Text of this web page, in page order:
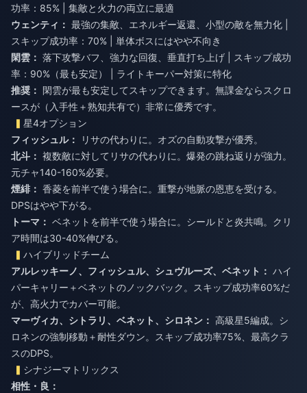
功率：85% | 集敵と火力の両立に最適
ウェンティ： 最強の集敵、エネルギー返還、小型の敵を無力化 |
スキップ成功率：70% | 単体ボスにはやや不向き
閑雲： 落下攻撃バフ、強力な回復、垂直打ち上げ | スキップ成功
率：90%（最も安定） | ライトキーパー対策に特化
推奨： 閑雲が最も安定してスキップできます。無課金ならスクロ
ースが（入手性＋熟知共有で）非常に優秀です。
星4オプション
フィッシュル：
リサの代わりに。オズの自動攻撃が優秀。
北斗： 複数敵に対してリサの代わりに。爆発の跳ね返りが強力。
元チャ140-160%必要。
煙緋： 香菱を前半で使う場合に。重撃が地脈の恩恵を受ける。
DPSはやや下がる。
トーマ： ベネットを前半で使う場合に。シールドと炎共鳴。クリ
ア時間は30-40%伸びる。
ハイブリッドチーム
アルレッキーノ、フィッシュル、シュヴルーズ、ベネット： ハイ
パーキャリー＋ベネットのノックバック。スキップ成功率60%だ
が、高火力でカバー可能。
マーヴィカ、シトラリ、ベネット、シロネン： 高級星5編成。シ
ロネンの強制移動＋耐性ダウン。スキップ成功率75%、最高クラ
スのDPS。
シナジーマトリックス
相性・良：